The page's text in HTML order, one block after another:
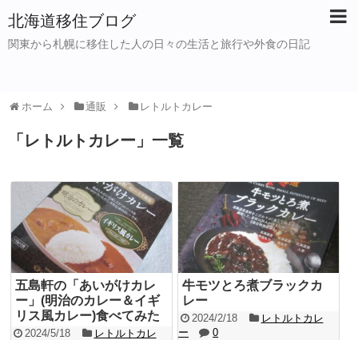
北海道移住ブログ
関東から札幌に移住した人の日々の生活と旅行や外食の日記
ホーム 通販 レトルトカレー
「 レトルトカレー 」 一覧
五島軒の「あいがけカレ
ー」(明治のカレー＆イギ
リス風カレー)食べてみた
2024/5/18
レトルトカレ
牛モツとろ煮ブラックカ
レー
2024/2/18
レトルトカレ
ー
0